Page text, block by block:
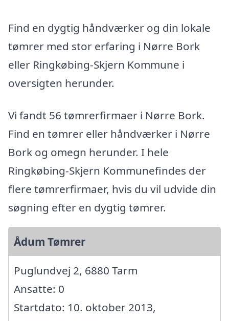
Find en dygtig håndværker og din lokale
tømrer med stor erfaring i Nørre Bork
eller Ringkøbing-Skjern Kommune i
oversigten herunder.
Vi fandt 56 tømrerfirmaer i Nørre Bork.
Find en tømrer eller håndværker i Nørre
Bork og omegn herunder. I hele
Ringkøbing-Skjern Kommunefindes der
flere tømrerfirmaer, hvis du vil udvide din
søgning efter en dygtig tømrer.
Ådum Tømrer
Puglundvej 2, 6880 Tarm
Ansatte: 0
Startdato: 10. oktober 2013,